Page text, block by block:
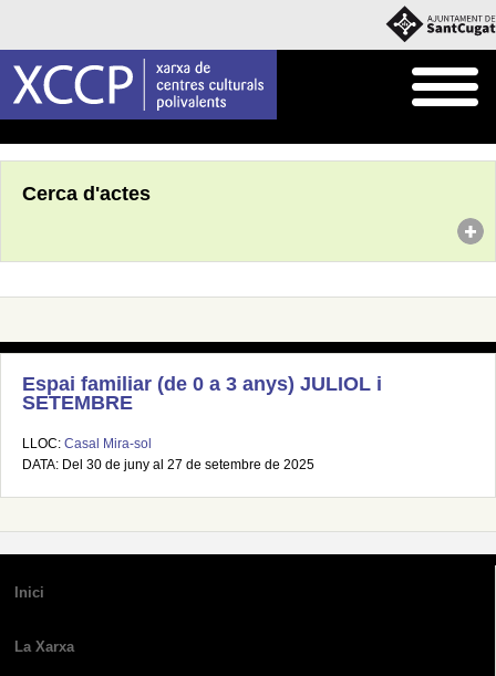
Cerca d'actes
Espai familiar (de 0 a 3 anys) JULIOL i
SETEMBRE
LLOC: Casal Mira-sol
DATA: Del 30 de juny al 27 de setembre de 2025
Inici
La Xarxa